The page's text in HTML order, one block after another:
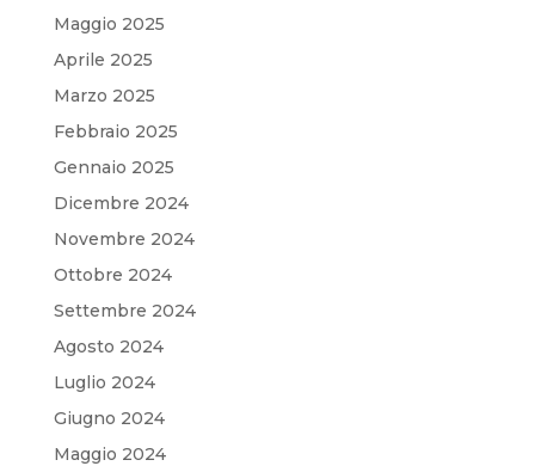
Maggio 2025
Aprile 2025
Marzo 2025
Febbraio 2025
Gennaio 2025
Dicembre 2024
Novembre 2024
Ottobre 2024
Settembre 2024
Agosto 2024
Luglio 2024
Giugno 2024
Maggio 2024